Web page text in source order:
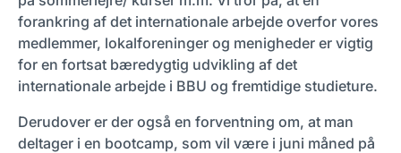
forankring af det internationale arbejde overfor vores
medlemmer, lokalforeninger og menigheder er vigtig
for en fortsat bæredygtig udvikling af det
internationale arbejde i BBU og fremtidige studieture.
Derudover er der også en forventning om, at man
deltager i en bootcamp, som vil være i juni måned på